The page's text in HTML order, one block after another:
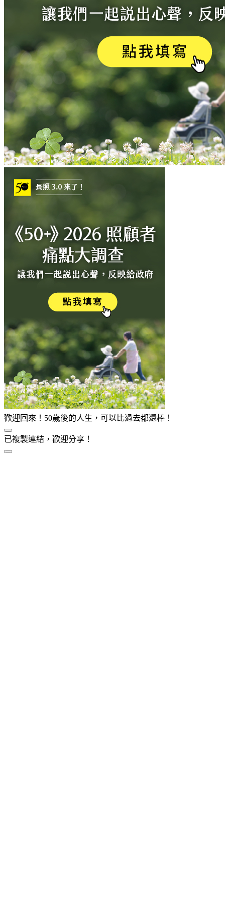
歡迎回來！50歲後的人生，可以比過去都還棒！
已複製連結，歡迎分享！